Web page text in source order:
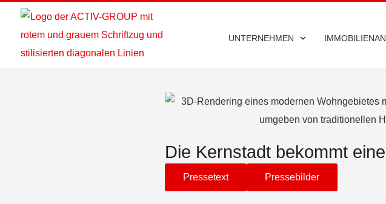
UNTERNEHMEN
Die Kernstadt bekommt
Pressetext Pressebilder